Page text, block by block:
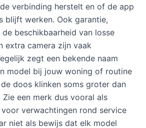
verbinding herstelt en of de app
blijft werken. Ook garantie,
beschikbaarheid van losse
extra camera zijn vaak
zegt een bekende naam
model bij jouw woning of routine
doos klinken soms groter dan
een merk dus vooral als
verwachtingen rond service
niet als bewijs dat elk model